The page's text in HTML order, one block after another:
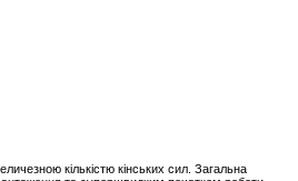
кількістю кінських сил. Загальна